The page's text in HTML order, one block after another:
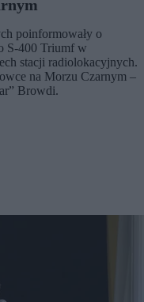
poinformowały o
S-400 Triumf w
stacji radiolokacyjnych.
na Morzu Czarnym –
Browdi.